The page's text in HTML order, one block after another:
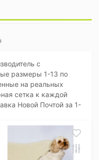
с
размеры 1-13 по
на реальных
сетка к каждой
Новой Почтой за 1-